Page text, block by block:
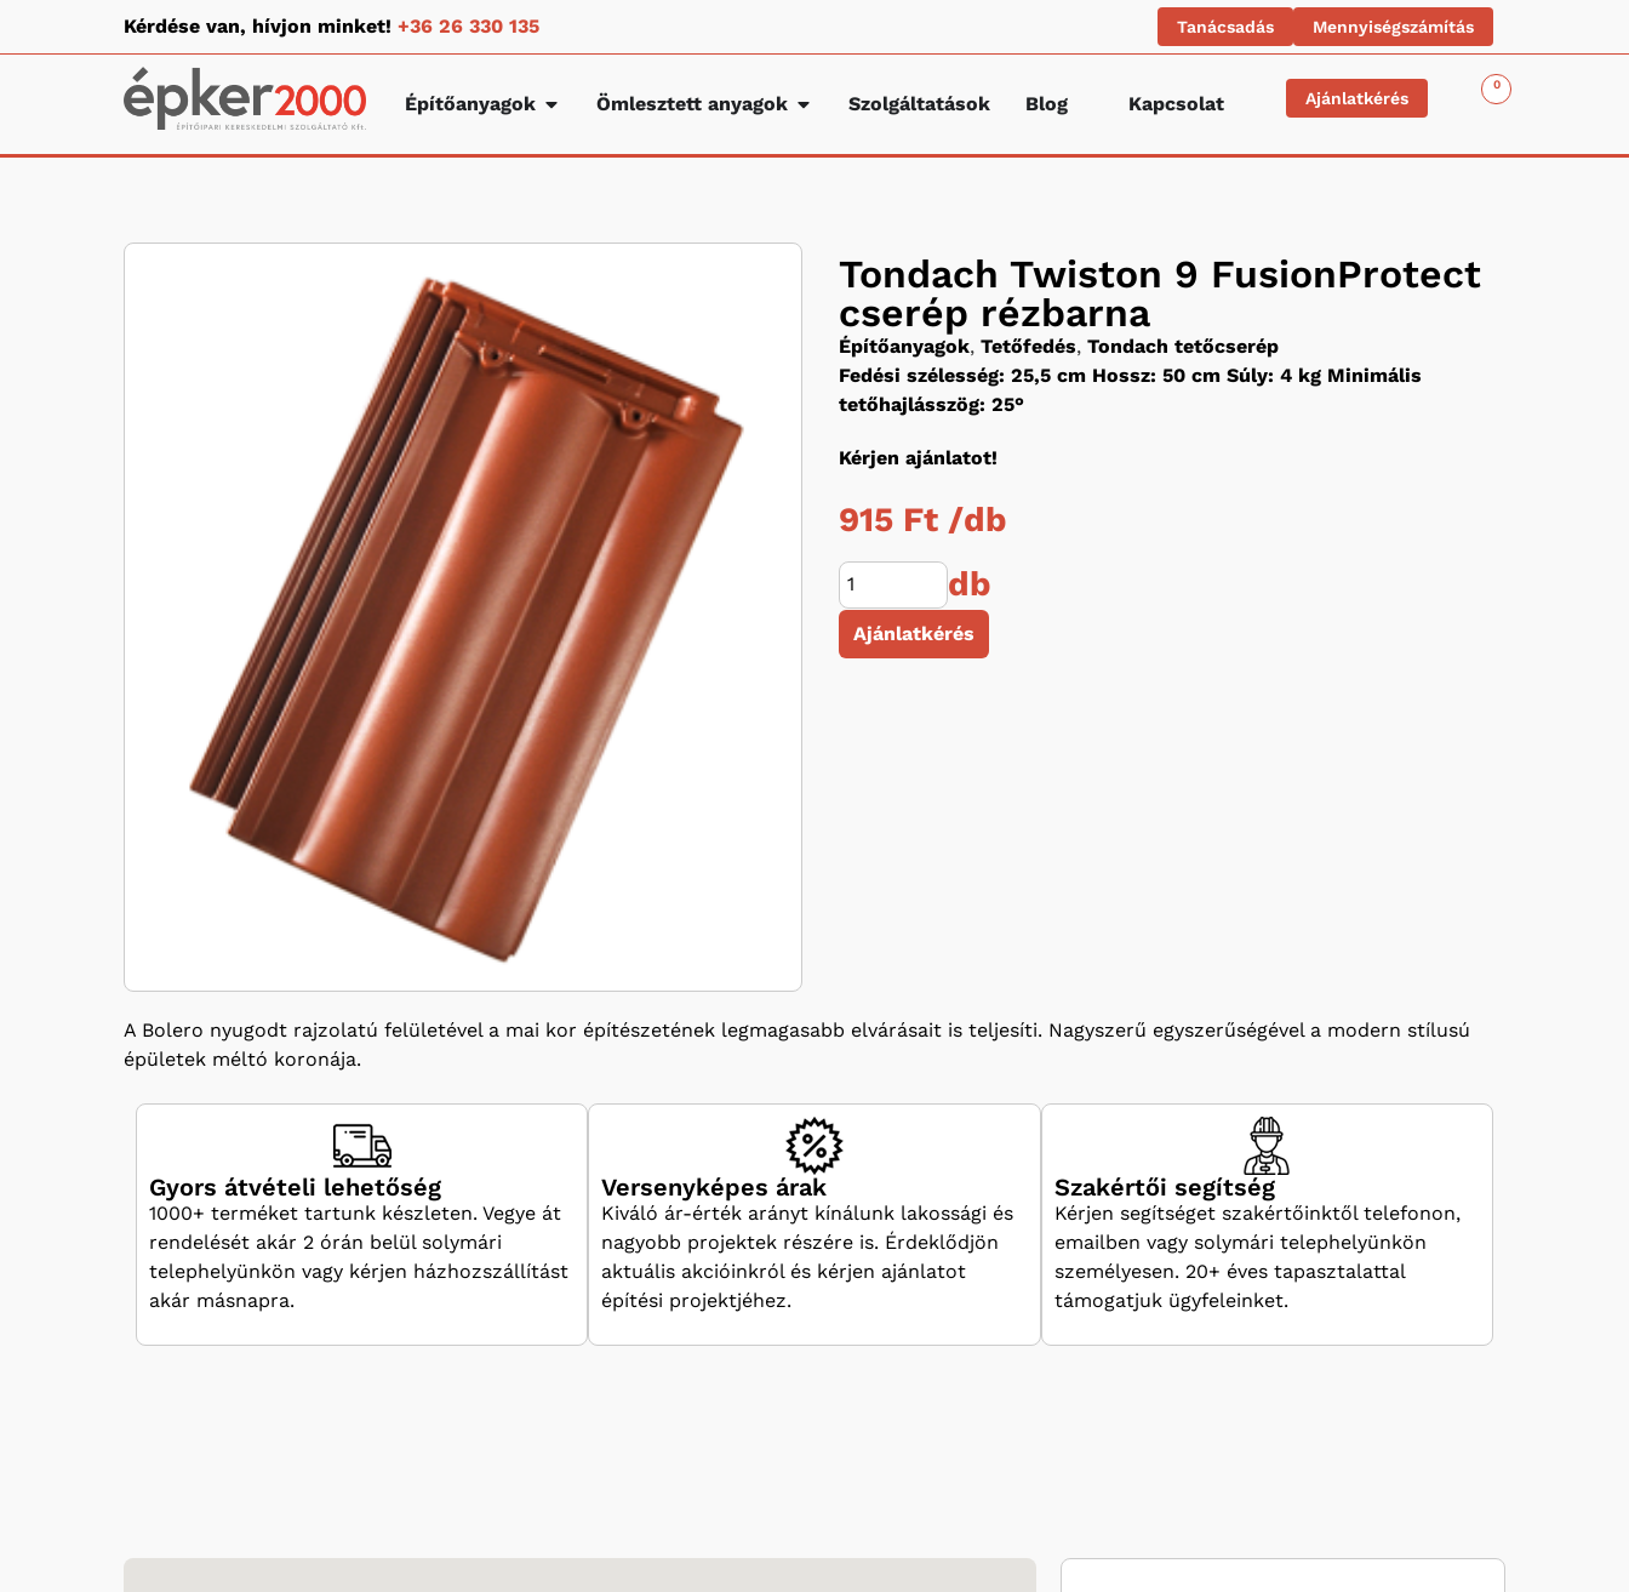
Kérdése van, hívjon minket! +36 26 330 135 Tanácsadás Mennyiségszámítás
Építőanyagok Ömlesztett anyagok Szolgáltatások Blog Kapcsolat Ajánlatkérés
0
Tondach Twiston 9 FusionProtect
cserép rézbarna
Építőanyagok, Tetőfedés, Tondach tetőcserép
Fedési szélesség: 25,5 cm Hossz: 50 cm Súly: 4 kg Minimális
tetőhajlásszög: 25°
Kérjen ajánlatot!
915 Ft /db
db
Ajánlatkérés
A Bolero nyugodt rajzolatú felületével a mai kor építészetének legmagasabb elvárásait is teljesíti. Nagyszerű egyszerűségével a modern stílusú
épületek méltó koronája.
Gyors átvételi lehetőség
1000+ terméket tartunk készleten. Vegye át
rendelését akár 2 órán belül solymári
telephelyünkön vagy kérjen házhozszállítást
akár másnapra.
Versenyképes árak
Kiváló ár-érték arányt kínálunk lakossági és
nagyobb projektek részére is. Érdeklődjön
aktuális akcióinkról és kérjen ajánlatot
építési projektjéhez.
Szakértői segítség
Kérjen segítséget szakértőinktől telefonon,
emailben vagy solymári telephelyünkön
személyesen. 20+ éves tapasztalattal
támogatjuk ügyfeleinket.